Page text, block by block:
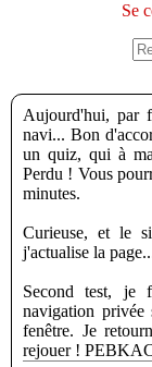
Se
Aujourd'hui, par
navi... Bon
un quiz, qui à
Perdu ! Vous
minutes.
Curieuse, et le
j'actualise la
Second test, je
navigation privée
fenêtre. Je
rejouer !